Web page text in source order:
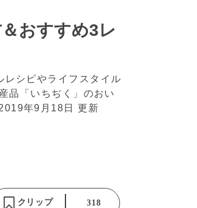
おすすめ3レ
シピやライフスタイル
品「いちぢく」のおい
年9月18日 更新
クリップ 318